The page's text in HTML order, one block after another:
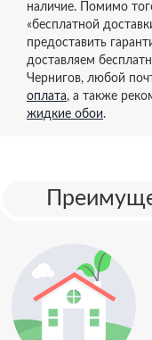
наличие. Помимо
«бесплатной
предоставить
доставляем
Чернигов, любой
оплата, а также
жидкие обои.